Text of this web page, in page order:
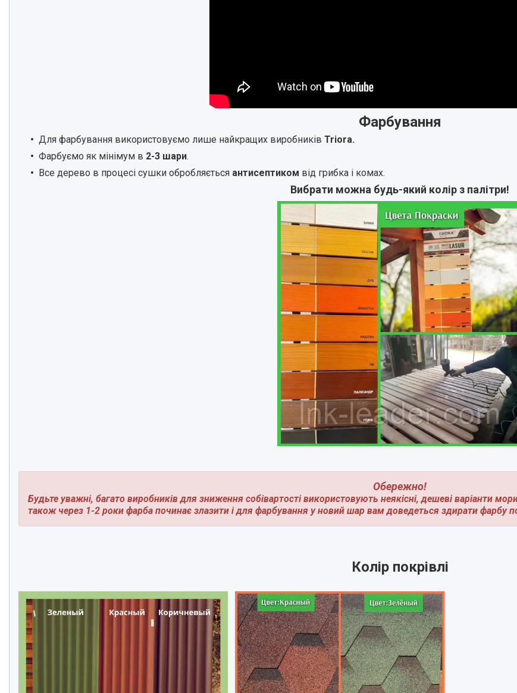
Фарбування
Для фарбування використовуємо лише найкращих виробників Triora.
Фарбуємо як мінімум в 2-3 шари.
Все дерево в процесі сушки обробляється антисептиком від грибка і комах.
Вибрати можна будь-який колір з палітри!
Обережно!
Будьте уважні, багато виробників для зниження собівартості використовують неякісні, дешеві варіанти
також через 1-2 роки фарба починає злазити і для фарбування у новий шар вам доведеться здирати фарбу по
Колір покрівлі